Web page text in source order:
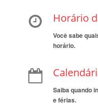
Horário
Você sabe
horário.
Saiba quando
e férias.